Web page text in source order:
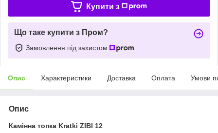
Купити з
Що таке купити з Пром?
Замовлення під захистом
Опис Характеристики Доставка Оплата Умови
Опис
Камінна топка Kratki ZIBI 12